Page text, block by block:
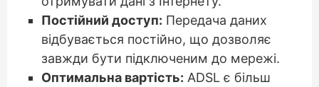
Постійний доступ: Передача даних
відбувається постійно, що дозволяє
завжди бути підключеним до мережі.
Оптимальна вартість: ADSL є більш